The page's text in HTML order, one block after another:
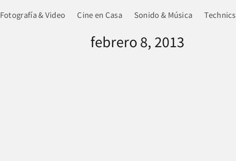
Fotografía & Video Cine en Casa Sonido & Música Technics
febrero 8, 2013